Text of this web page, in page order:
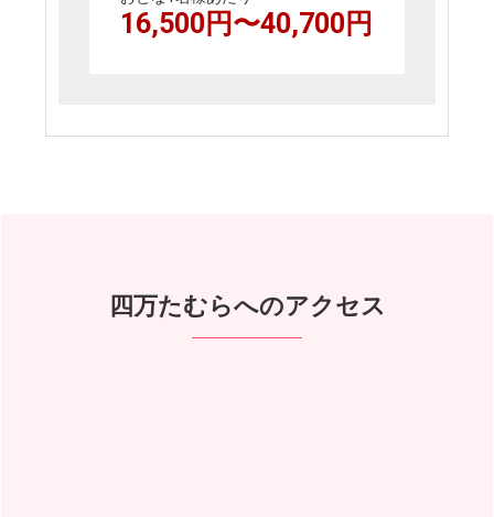
16,500 円〜40,700 円
四万たむらへのアクセス